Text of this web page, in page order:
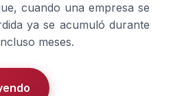
cuando una empresa se
ya se acumuló durante
meses.